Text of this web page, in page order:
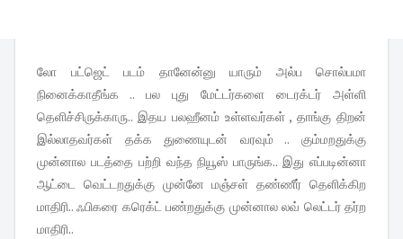
லோ பட்ஜெட் படம் தானேன்னு யாரும் அல்ப சொல்பமா
நினைக்காதீங்க .. பல புது மேட்டர்களை டைரக்டர் அள்ளி
தெளிச்சிருக்காரு.. இதய பலஹீனம் உள்ளவர்கள் , தாங்கு திறன்
இல்லாதவர்கள் தக்க துணையுடன் வரவும் .. கும்மறதுக்கு
முன்னால படத்தை பற்றி வந்த நியூஸ் பாருங்க.. இது எப்படின்னா
ஆட்டை வெட்டறதுக்கு முன்னே மஞ்சள் தண்ணீர் தெளிக்கிற
மாதிரி.. ஃபிகரை கரெக்ட் பண்றதுக்கு முன்னால லவ் லெட்டர் தர்ற
மாதிரி..